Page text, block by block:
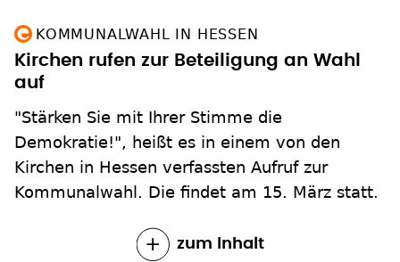
KOMMUNALWAHL IN HESSEN
Kirchen rufen zur Beteiligung an Wahl
auf
"Stärken Sie mit Ihrer Stimme die
Demokratie!", heißt es in einem von den
Kirchen in Hessen verfassten Aufruf zur
Kommunalwahl. Die findet am 15. März statt.
zum Inhalt